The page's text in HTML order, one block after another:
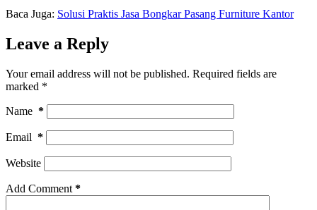
Baca Juga: Solusi Praktis Jasa Bongkar Pasang Furniture Kantor
Leave a Reply
Your email address will not be published. Required fields are
marked *
Name *
Email *
Website
Add Comment *